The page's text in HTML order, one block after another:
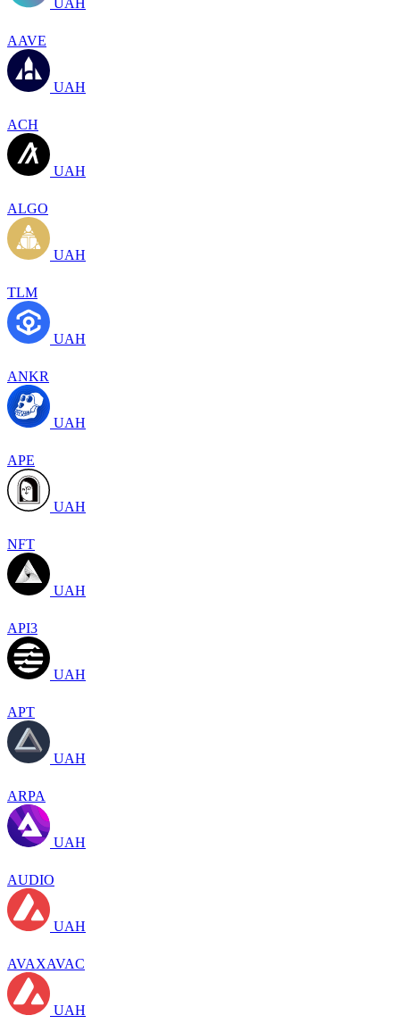
AAVE
UAH
ACH
UAH
ALGO
UAH
TLM
UAH
ANKR
UAH
APE
UAH
NFT
UAH
API3
UAH
APT
UAH
ARPA
UAH
AUDIO
UAH
AVAXAVAC
UAH